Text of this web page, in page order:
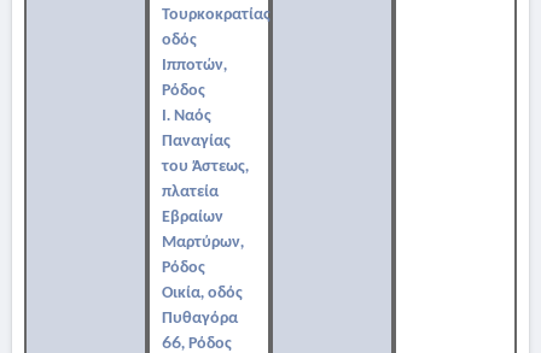
Τουρκοκρατίας,
οδός
Ιπποτών,
Ρόδος
Ι. Ναός
Παναγίας
του Άστεως,
πλατεία
Εβραίων
Μαρτύρων,
Ρόδος
Οικία, οδός
Πυθαγόρα
66, Ρόδος